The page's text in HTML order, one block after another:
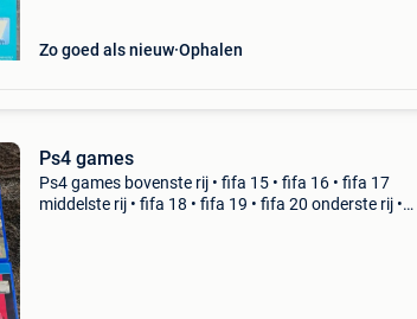
Zo goed als nieuw Ophalen
Ps4 games
Ps4 games bovenste rij • fifa 15 • fifa 16 • fifa 17
middelste rij • fifa 18 • fifa 19 • fifa 20 onderste rij •